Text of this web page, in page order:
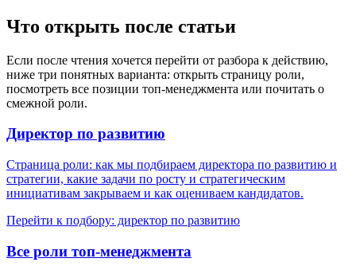
Что открыть после статьи
Если после чтения хочется перейти от разбора к действию,
ниже три понятных варианта: открыть страницу роли,
посмотреть все позиции топ-менеджмента или почитать о
смежной роли.
Директор по развитию
Страница роли: как мы подбираем директора по развитию и
стратегии, какие задачи по росту и стратегическим
инициативам закрываем и как оцениваем кандидатов.
Перейти к подбору: директор по развитию
Все роли топ-менеджмента